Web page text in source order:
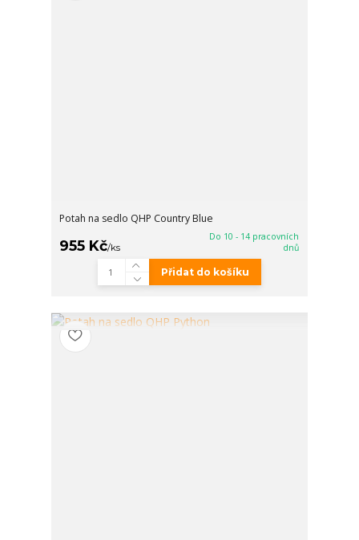
Potah na sedlo QHP Country Blue
955 Kč/ks
Do 10 - 14 pracovních
dnů
Přidat do košíku